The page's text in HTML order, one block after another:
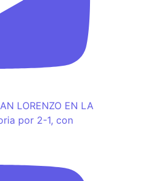
LORENZO EN LA
por 2-1, con